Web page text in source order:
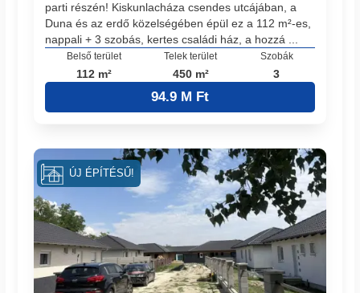
parti részén! Kiskunlacháza csendes utcájában, a
Duna és az erdő közelségében épül ez a 112 m²-es,
nappali + 3 szobás, kertes családi ház, a hozzá ...
Belső terület
112 m²
Telek terület
450 m²
Szobák
3
94.9 M Ft
ÚJ ÉPÍTÉSŰ!